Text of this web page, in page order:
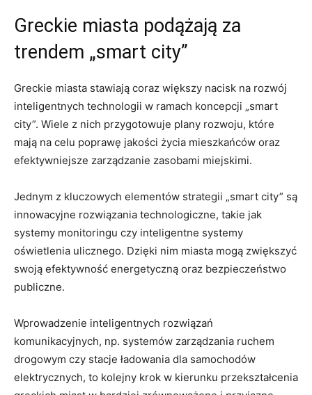
Greckie miasta podążają za
trendem „smart city”
Greckie miasta stawiają coraz większy nacisk na rozwój
inteligentnych technologii w ramach koncepcji „smart
city”. Wiele z nich przygotowuje plany rozwoju, które
mają na celu poprawę jakości życia mieszkańców oraz
efektywniejsze zarządzanie zasobami miejskimi.
Jednym z kluczowych elementów strategii „smart city” są
innowacyjne rozwiązania technologiczne, takie jak
systemy monitoringu czy inteligentne systemy
oświetlenia ulicznego. Dzięki nim miasta mogą zwiększyć
swoją efektywność energetyczną oraz bezpieczeństwo
publiczne.
Wprowadzenie inteligentnych rozwiązań
komunikacyjnych, np. systemów zarządzania ruchem
drogowym czy stacje ładowania dla samochodów
elektrycznych, to kolejny krok w kierunku przekształcenia